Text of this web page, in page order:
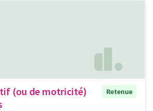
(ou de motricité)
Retenue